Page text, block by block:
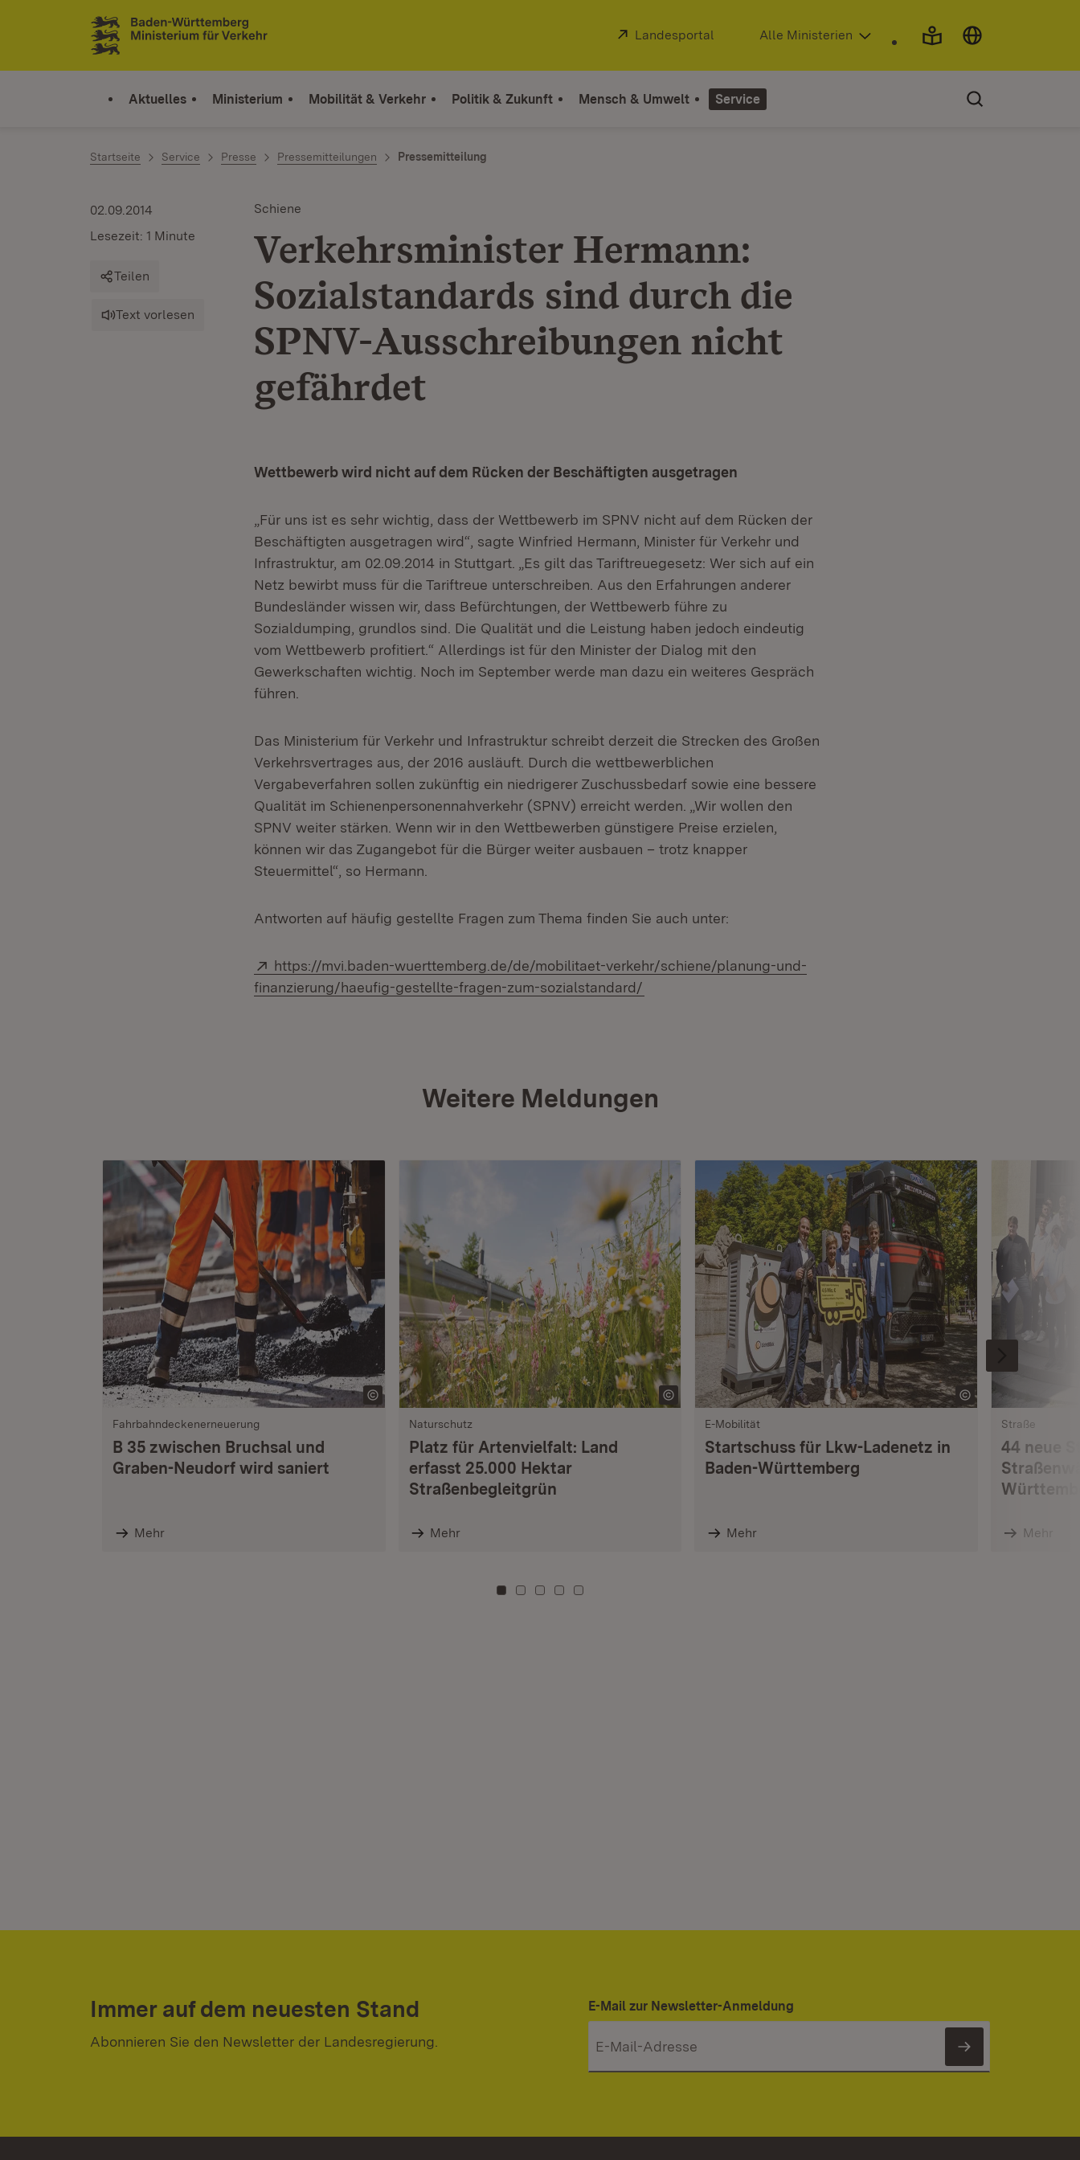
Zum Inhalt springen
Link zur Startseite
Extern:
Landesportal (Öffnet in neuem Fenster)
Alle Ministerien
Aktuelles Ministerium Mobilität & Verkehr Politik & Zukunft Mensch & Umwelt Service
Startseite Service Presse Pressemitteilungen Pressemitteilung
Schiene
Verkehrsminister Hermann:
Sozialstandards sind durch die
SPNV-Ausschreibungen nicht
gefährdet
02.09.2014
Lesezeit: 1 Minute
Teilen
Text vorlesen
Wettbewerb wird nicht auf dem Rücken der Beschäftigten ausgetragen
„Für uns ist es sehr wichtig, dass der Wettbewerb im SPNV nicht auf dem Rücken der
Beschäftigten ausgetragen wird“, sagte Winfried Hermann, Minister für Verkehr und
Infrastruktur, am 02.09.2014 in Stuttgart. „Es gilt das Tariftreuegesetz: Wer sich auf ein
Netz bewirbt muss für die Tariftreue unterschreiben. Aus den Erfahrungen anderer
Bundesländer wissen wir, dass Befürchtungen, der Wettbewerb führe zu
Sozialdumping, grundlos sind. Die Qualität und die Leistung haben jedoch eindeutig
vom Wettbewerb profitiert.“ Allerdings ist für den Minister der Dialog mit den
Gewerkschaften wichtig. Noch im September werde man dazu ein weiteres Gespräch
führen.
Das Ministerium für Verkehr und Infrastruktur schreibt derzeit die Strecken des Großen
Verkehrsvertrages aus, der 2016 ausläuft. Durch die wettbewerblichen
Vergabeverfahren sollen zukünftig ein niedrigerer Zuschussbedarf sowie eine bessere
Qualität im Schienenpersonennahverkehr (SPNV) erreicht werden. „Wir wollen den
SPNV weiter stärken. Wenn wir in den Wettbewerben günstigere Preise erzielen,
können wir das Zugangebot für die Bürger weiter ausbauen – trotz knapper
Steuermittel“, so Hermann.
Antworten auf häufig gestellte Fragen zum Thema finden Sie auch unter:
Extern:
https://mvi.baden-wuerttemberg.de/de/mobilitaet-verkehr/schiene/planung-und-
finanzierung/haeufig-gestellte-fragen-zum-sozialstandard/
Weitere Meldungen
Fahrbahndeckenerneuerung
B 35 zwischen Bruchsal und
Graben-Neudorf wird saniert
Mehr
Naturschutz
Platz für Artenvielfalt: Land
erfasst 25.000 Hektar
Straßenbegleitgrün
Mehr
E-Mobilität
Startschuss für Lkw-Ladenetz in
Baden-Württemberg
Mehr
Straße
44 neue
Mehr
Zu Kachel: 0
Zu Kachel: 3
Zu Kachel: 6
Zu Kachel: 9
Zu Kachel: 12
Immer auf dem neuesten Stand
Abonnieren Sie den Newsletter der Landesregierung.
E-Mail zur Newsletter-Anmeldung
Newsletter